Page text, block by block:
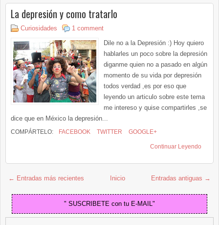
La depresión y como tratarlo
Curiosidades
1 comment
Dile no a la Depresión :) Hoy quiero
hablarles un poco sobre la depresión
diganme quien no a pasado en algún
momento de su vida por depresión
todos verdad ,es por eso que
leyendo un articulo sobre este tema
me intereso y quise compartirles ,se
dice que en México la depresión...
COMPÁRTELO: FACEBOOK TWITTER GOOGLE+
Continuar Leyendo
← Entradas más recientes Entradas antiguas →
Inicio
" SUSCRIBETE con tu E-MAIL"